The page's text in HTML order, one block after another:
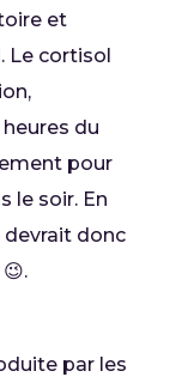
et
Le cortisol
du
pour
le soir. En
donc
par les